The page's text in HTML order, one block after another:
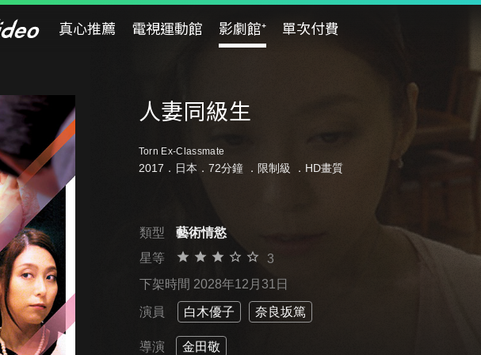
真心推薦 電視運動館 影劇館⁺ 單次付費
人妻同級生
Torn Ex-Classmate
2017．日本．72分鐘 ． 限制級 ．HD畫質
類型
藝術情慾
星等
3
下架時間 2028年12月31日
演員 白木優子 奈良坂篤
導演 金田敬